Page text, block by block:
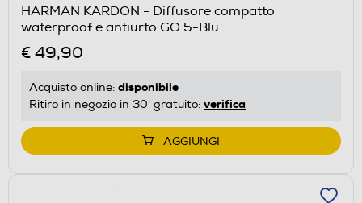
HARMAN KARDON - Diffusore compatto
waterproof e antiurto GO 5-Blu
€ 49,90
Acquisto online: disponibile
Ritiro in negozio in 30' gratuito: verifica
AGGIUNGI